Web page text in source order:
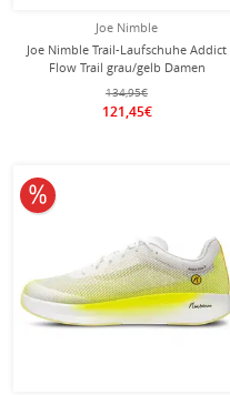
Joe Nimble
Joe Nimble Trail-Laufschuhe Addict
Flow Trail grau/gelb Damen
134,95€
121,45€
10% reduziert